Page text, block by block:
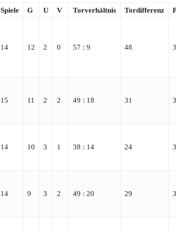
Spiele G U V Torverhältnis Tordifferenz
14 12 2 0 57 : 9 48
15 11 2 2 49 : 18 31
14 10 3 1 38 : 14 24
14 9 3 2 49 : 20 29